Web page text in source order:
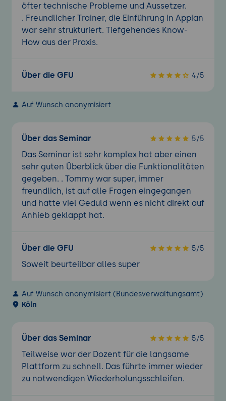
öfter technische Probleme und Aussetzer.
. Freundlicher Trainer, die Einführung in Appian
war sehr strukturiert. Tiefgehendes Know-
How aus der Praxis.
Über die GFU 4/5
Auf Wunsch anonymisiert
Über das Seminar 5/5
Das Seminar ist sehr komplex hat aber einen
sehr guten Überblick über die Funktionalitäten
gegeben. . Tommy war super, immer
freundlich, ist auf alle Fragen eingegangen
und hatte viel Geduld wenn es nicht direkt auf
Anhieb geklappt hat.
Über die GFU 5/5
Soweit beurteilbar alles super
Auf Wunsch anonymisiert (Bundesverwaltungsamt)
Köln
Über das Seminar 5/5
Teilweise war der Dozent für die langsame
Plattform zu schnell. Das führte immer wieder
zu notwendigen Wiederholungsschleifen.